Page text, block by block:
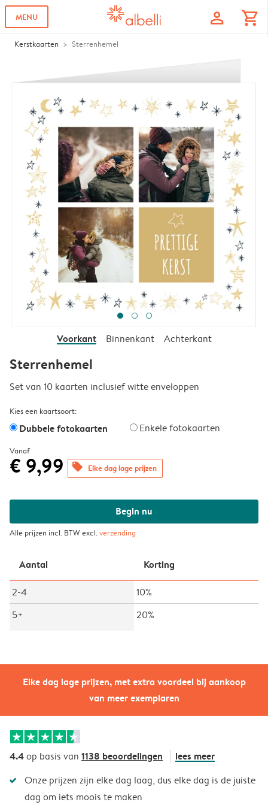
MENU profile shopping_cart
Kerstkaarten Sterrenhemel
Elke dag lage prijzen, met extra voordeel bij aankoop
van meer exemplaren
Voorkant Binnenkant Achterkant
Sterrenhemel
Set van 10 kaarten inclusief witte enveloppen
Kies een kaartsoort:
Dubbele fotokaarten Enkele fotokaarten
Vanaf
€ 9,99 offers Elke dag lage prijzen
Begin nu
Alle prijzen incl. BTW excl.verzending
Aantal Korting
2-4
10%
5+
20%
4.4op basis van 1138 beoordelingen lees meer
Onze prijzen zijn elke dag laag, dus elke dag is de juiste
dag om iets moois te maken